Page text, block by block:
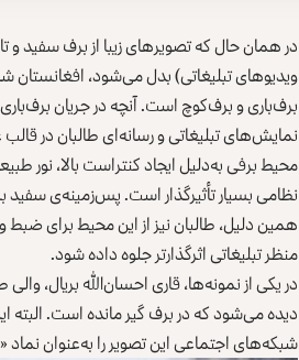
در همان حال که تصویرهای زیبا از برف سفید
ویدیوهای تبلیغاتی) بدل می‌شود،
برف‌‌باری و برف‌کوچ است. آنچه در جریان
نمایش‌های تبلیغاتی و رسانه‌ای طالبان در
محیط برفی به‌‌دلیل ایجاد کنتراست بالا،
نظامی بسیار تأثیرگذار است. پس‌زمینه‌ی
همین دلیل، طالبان نیز از این محیط برای ضبط
منظر تبلیغاتی اثرگذارتر جلوه داده شود.
در یکی از نمونه‌ها، قاری احسان‌الله بریال،
دیده می‌شود که در برف گیر مانده است.
شبکه‌های اجتماعی این تصویر را به‌‌عنوان